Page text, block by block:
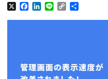
X Facebook
LinkedIn
Line Copy